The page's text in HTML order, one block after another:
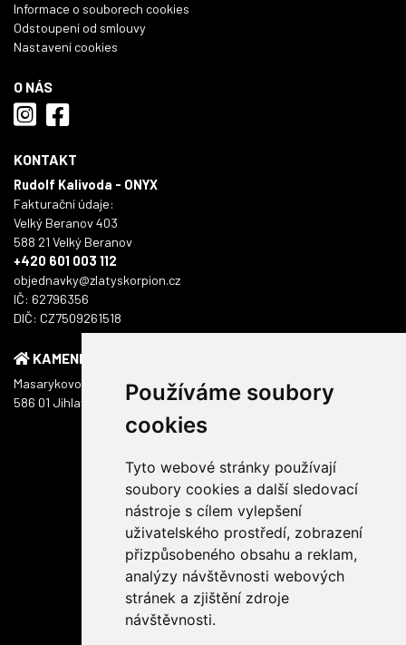
Používáme soubory
cookies
Tyto webové stránky používají
soubory cookies a další sledovací
nástroje s cílem vylepšení
uživatelského prostředí, zobrazení
přizpůsobeného obsahu a reklam,
analýzy návštěvnosti webových
stránek a zjištění zdroje
návštěvnosti.
Informace o souborech cookies
Odstoupení od smlouvy
Nastavení cookies
O NÁS
KONTAKT
Rudolf Kalivoda - ONYX
Fakturační údaje:
Velký Beranov 403
588 21 Velký Beranov
+420 601 003 112
objednavky@zlatyskorpion.cz
IČ: 62796356
DIČ: CZ7509261518
KAMENNÁ PRODEJNA
Masarykovo náměstí 1217/51
586 01 Jihlava